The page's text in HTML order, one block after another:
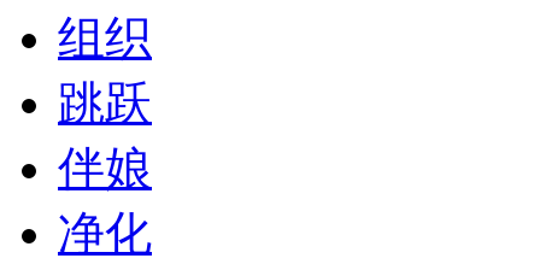
组织
跳跃
伴娘
净化